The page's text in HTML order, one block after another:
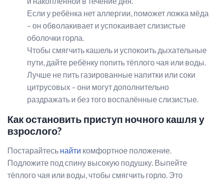
Если у ребёнка нет аллергии, поможет ложка мёда
– он обволакивает и успокаивает слизистые
оболочки горла.
Чтобы смягчить кашель и успокоить дыхательные
пути, дайте ребёнку попить тёплого чая или воды.
Лучше не пить газированные напитки или соки
цитрусовых – они могут дополнительно
раздражать и без того воспалённые слизистые.
Как остановить приступ ночного кашля у
взрослого?
Постарайтесь найти комфортное положение.
Подложите под спину высокую подушку. Выпейте
тёплого чая или воды, чтобы смягчить горло. Это